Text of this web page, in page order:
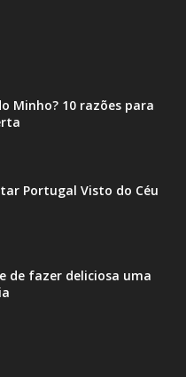
Minho? 10 razões para
Portugal Visto do Céu
de fazer deliciosa uma